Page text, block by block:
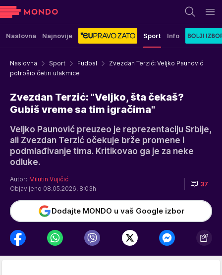
Naslovna Najnovije Sport Info
Naslovna Sport Fudbal
Zvezdan Terzić: Veljko Paunović
potrošio četiri utakmice
Zvezdan Terzić: "Veljko, šta čekaš?
Gubiš vreme sa tim igračima"
Veljko Paunović preuzeo je reprezentaciju Srbije,
ali Zvezdan Terzić očekuje brže promene i
podmlađivanje tima. Kritikovao ga je za neke
odluke.
Autor: Milutin Vujičić
Objavljeno 08.05.2026. 8:03h
37
Dodajte MONDO u vaš Google izbor